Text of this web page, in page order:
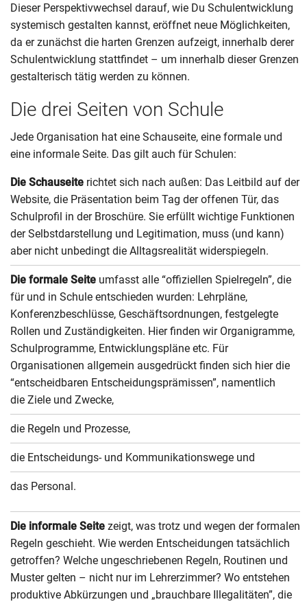
Dieser Perspektivwechsel darauf, wie Du Schulentwicklung
systemisch gestalten kannst, eröffnet neue Möglichkeiten,
da er zunächst die harten Grenzen aufzeigt, innerhalb derer
Schulentwicklung stattfindet – um innerhalb dieser Grenzen
gestalterisch tätig werden zu können.
Die drei Seiten von Schule
Jede Organisation hat eine Schauseite, eine formale und
eine informale Seite. Das gilt auch für Schulen:
Die Schauseite richtet sich nach außen: Das Leitbild auf der
Website, die Präsentation beim Tag der offenen Tür, das
Schulprofil in der Broschüre. Sie erfüllt wichtige Funktionen
der Selbstdarstellung und Legitimation, muss (und kann)
aber nicht unbedingt die Alltagsrealität widerspiegeln.
Die formale Seite umfasst alle “offiziellen Spielregeln”, die
für und in Schule entschieden wurden: Lehrpläne,
Konferenzbeschlüsse, Geschäftsordnungen, festgelegte
Rollen und Zuständigkeiten. Hier finden wir Organigramme,
Schulprogramme, Entwicklungspläne etc. Für
Organisationen allgemein ausgedrückt finden sich hier die
“entscheidbaren Entscheidungsprämissen”, namentlich
die Ziele und Zwecke,
die Regeln und Prozesse,
die Entscheidungs- und Kommunikationswege und
das Personal.
Die informale Seite zeigt, was trotz und wegen der formalen
Regeln geschieht. Wie werden Entscheidungen tatsächlich
getroffen? Welche ungeschriebenen Regeln, Routinen und
Muster gelten – nicht nur im Lehrerzimmer? Wo entstehen
produktive Abkürzungen und „brauchbare Illegalitäten”, die